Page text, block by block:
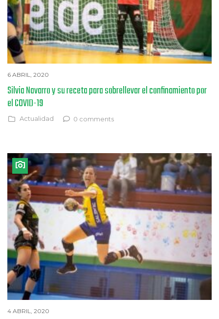
6 ABRIL, 2020
Silvia Navarro y su receta para sobrellevar el confinamiento por
el COVID-19
Actualidad 0 comments
4 ABRIL, 2020